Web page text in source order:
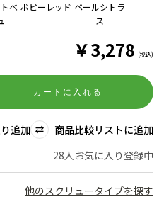
べ ポピーレッド ペールシトラ
ス
￥3,278 (税込)
カートに入れる
追加
商品比較リストに追加
28人お気に入り登録中
他のスクリュータイプを探す